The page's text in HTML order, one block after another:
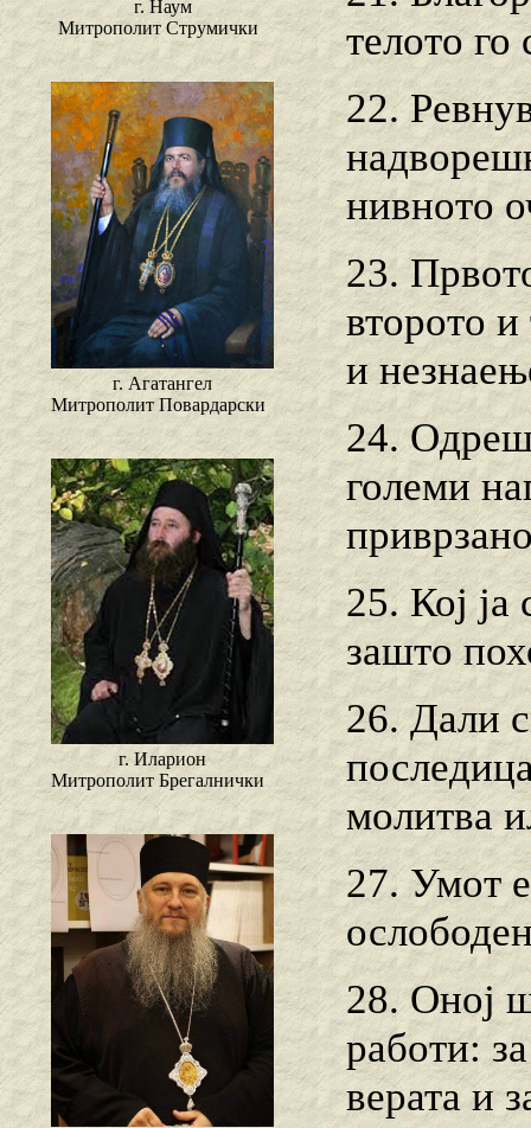
г. Наум
Митрополит Струмички
г. Агатангел
Митрополит Повардарски
г. Иларион
Митрополит Брегалнички
телото го
22.
нивното
23.
второто и
и
24.
големи
25. Кој ја
зашто
26. Дали
молитва
27. Умот
28. Оној
работи:
верата и